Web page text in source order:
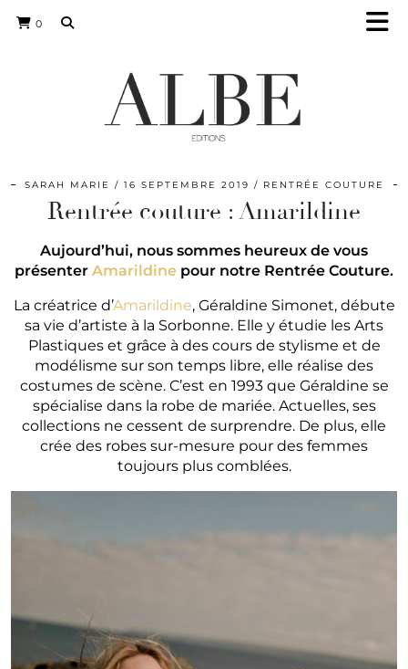
0
SARAH MARIE 16 SEPTEMBRE 2019 RENTRÉE COUTURE
Rentrée couture : Amarildine
Aujourd’hui, nous sommes heureux de vous
présenter Amarildine pour notre Rentrée Couture.
La créatrice d’Amarildine, Géraldine Simonet, débute
sa vie d’artiste à la Sorbonne. Elle y étudie les Arts
Plastiques et grâce à des cours de stylisme et de
modélisme sur son temps libre, elle réalise des
costumes de scène. C’est en 1993 que Géraldine se
spécialise dans la robe de mariée. Actuelles, ses
collections ne cessent de surprendre. De plus, elle
crée des robes sur-mesure pour des femmes
toujours plus comblées.